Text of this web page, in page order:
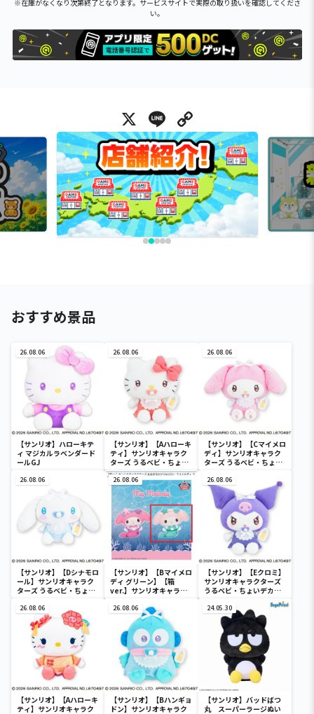
※在庫がなくなり次第終了となります。サービスサイトで実際の取り扱いを確認してくださ
い。
X Line
おすすめ景品
26.08.06
【サンリオ】ハローキテ
ィ マジカルラベンダード
ールGJ
26.08.06
【サンリオ】【Aハローキ
ティ】サンリオキャラク
ターズ うるベビ・ちょい
デカドール
26.08.06
【サンリオ】【Cマイメロ
ディ】サンリオキャラク
ターズ うるベビ・ちょい
26.08.06
【サンリオ】【Dシナモロ
ール】サンリオキャラク
ターズ うるベビ・ちょい
26.08.06
【サンリオ】【Bマイメロ
ディ グリーン】【箱
ver.】サンリオキャラク
SOFVIMATES～マイメロ
ディ マーメイドver. ～
26.08.06
【サンリオ】【Eクロミ】
サンリオキャラクターズ
うるベビ・ちょいデカド
26.08.06
【サンリオ】【Aハローキ
ティ】サンリオキャラク
26.08.06
【サンリオ】【Bハンギョ
ドン】サンリオキャラク
24.05.30
【サンリオ】バッドばつ
丸 スーパーラージぬい